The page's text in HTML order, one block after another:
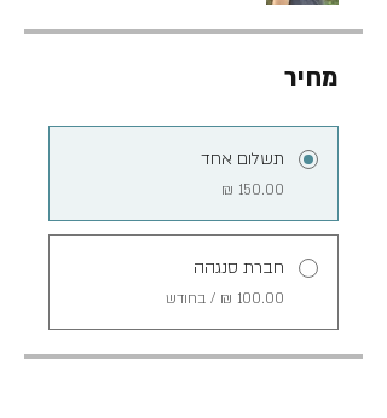
מחיר
תשלום אחד
חברת סנגהה